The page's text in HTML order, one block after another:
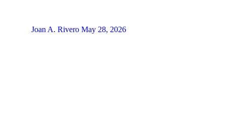
Joan A. Rivero May 28, 2026